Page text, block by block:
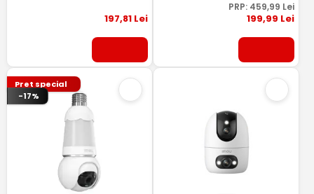
197,81Lei
PRP: 459,99 Lei
199,99 Lei
Pret special
-17%